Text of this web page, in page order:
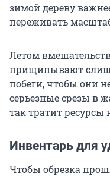
зимой дереву
переживать
Летом
прищипывают
побеги, чтобы они
серьезные срезы в
так тратит
Инвентарь для
Чтобы обрезка